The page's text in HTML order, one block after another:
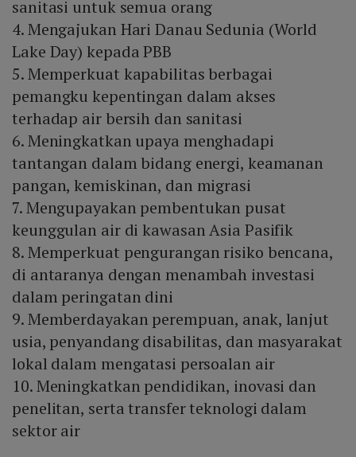
sanitasi untuk semua orang
4. Mengajukan Hari Danau Sedunia (World
Lake Day) kepada PBB
5. Memperkuat kapabilitas berbagai
pemangku kepentingan dalam akses
terhadap air bersih dan sanitasi
6. Meningkatkan upaya menghadapi
tantangan dalam bidang energi, keamanan
pangan, kemiskinan, dan migrasi
7. Mengupayakan pembentukan pusat
keunggulan air di kawasan Asia Pasifik
8. Memperkuat pengurangan risiko bencana,
di antaranya dengan menambah investasi
dalam peringatan dini
9. Memberdayakan perempuan, anak, lanjut
usia, penyandang disabilitas, dan masyarakat
lokal dalam mengatasi persoalan air
10. Meningkatkan pendidikan, inovasi dan
penelitan, serta transfer teknologi dalam
sektor air